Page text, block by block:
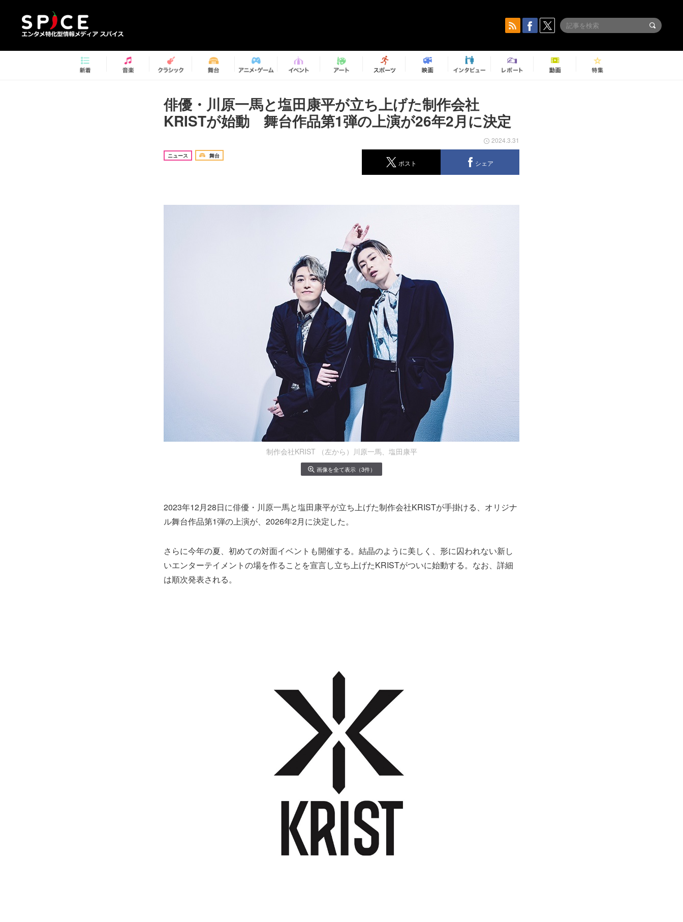
俳優・川原一馬と塩田康平が立ち上げた制作会社
KRISTが始動 舞台作品第1弾の上演が26年2月に決定
ニュース 舞台
2024.3.31
ポスト シェア
制作会社KRIST （左から）川原一馬、塩田康平
画像を全て表示（3件）
2023年12月28日に俳優・川原一馬と塩田康平が立ち上げた制作会社KRISTが手掛ける、オリジナ
ル舞台作品第1弾の上演が、2026年2月に決定した。
さらに今年の夏、初めての対面イベントも開催する。結晶のように美しく、形に囚われない新し
いエンターテイメントの場を作ることを宣言し立ち上げたKRISTがついに始動する。なお、詳細
は順次発表される。